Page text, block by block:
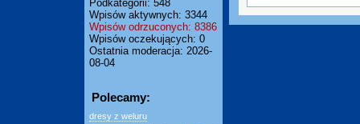
Podkategorii: 548
Wpisów aktywnych: 3344
Wpisów odrzuconych: 8386
Wpisów oczekujących: 0
Ostatnia moderacja: 2026-
08-04
Polecamy:
dresy z weluru